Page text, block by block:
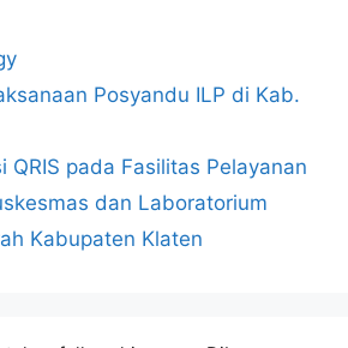
Posyandu ILP di Kab.
QRIS pada Fasilitas Pelayanan
dan Laboratorium
Kabupaten Klaten